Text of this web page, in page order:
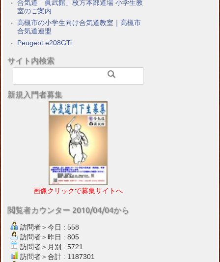
合気道「眞武館」枚方本部道場 小学生教
室のご案内
高槻市の小学生向け合気道教室｜高槻市
合気道連盟
Peugeot e208GTi
サイト内検索
新規入門者募集
画像クリックで募集サイトへ
閲覧者カウンター 2010/04/04から
訪問者＞今日 : 558
訪問者＞昨日 : 805
訪問者＞月別 : 5721
訪問者＞合計 : 1187301